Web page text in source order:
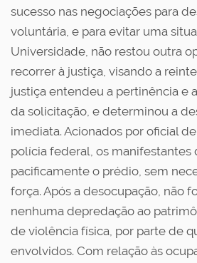
sucesso nas negociações para
voluntária, e para evitar uma
Universidade, não restou outra
recorrer à justiça, visando a
justiça entendeu a pertinência e
da solicitação, e determinou a
imediata. Acionados por oficial
polícia federal, os manifestantes
pacificamente o prédio, sem
força. Após a desocupação, não
nenhuma depredação ao
de violência física, por parte de
envolvidos. Com relação às